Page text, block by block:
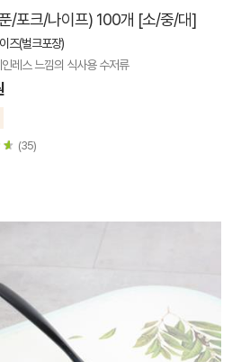
/포크/나이프) 100개 [소/중/대]
즈(벌크포장)
레스 느낌의 식사용 수저류
(35)